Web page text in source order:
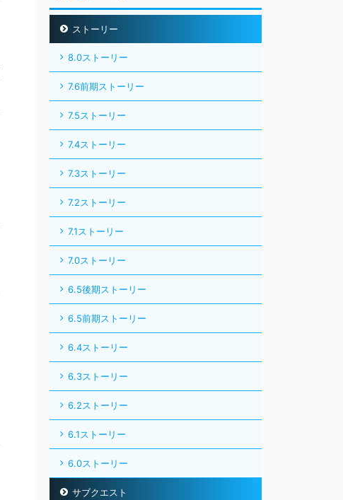
ストーリー
8.0ストーリー
7.6前期ストーリー
7.5ストーリー
7.4ストーリー
7.3ストーリー
7.2ストーリー
7.1ストーリー
7.0ストーリー
6.5後期ストーリー
6.5前期ストーリー
6.4ストーリー
6.3ストーリー
6.2ストーリー
6.1ストーリー
6.0ストーリー
サブクエスト